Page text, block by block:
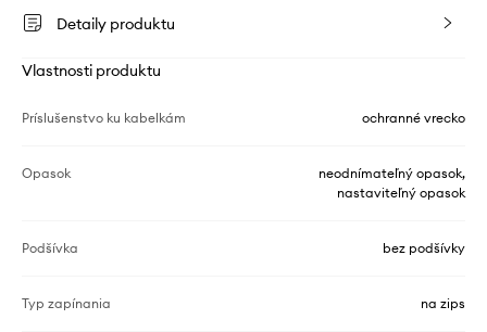
Detaily produktu
Vlastnosti produktu
Príslušenstvo ku kabelkám ochranné vrecko
Opasok
neodnímateľný opasok,
nastaviteľný opasok
Podšívka bez podšívky
Typ zapínania na zips